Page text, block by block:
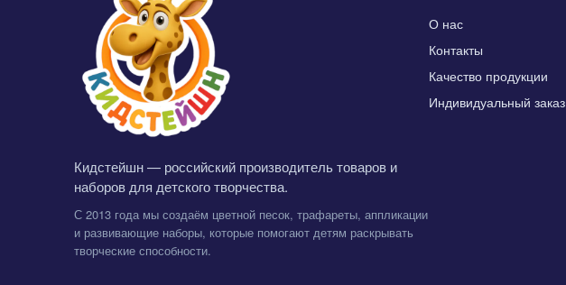
Кидстейшн — российский производитель товаров и
наборов для детского творчества.
С 2013 года мы создаём цветной песок, трафареты, аппликации
и развивающие наборы, которые помогают детям раскрывать
творческие способности.
О нас
Контакты
Качество продукции
Индивидуальный заказ